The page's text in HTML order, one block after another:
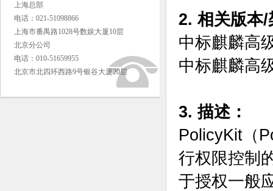
上海总部
电话：021-51098866
上海市番禺路1028号数娱大厦10层
北京分公司
电话：010-51659955
北京市北四环西路9号银谷大厦20层
2. 相关版本/
中标麒麟高
中标麒麟高
3. 描述：
PolicyKit（
行权限控制
于授权一般